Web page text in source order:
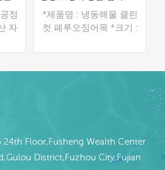
정
자
패
*제품명 : 냉동해물 클린
컷 페루오징어목 *크기 :
500g+ *포장방법 :
24th Floor,Fusheng Wealth Center
District,Fuzhou City,Fujian